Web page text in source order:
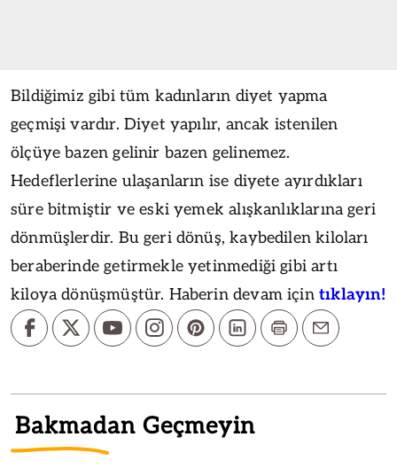
Bildiğimiz gibi tüm kadınların diyet yapma
geçmişi vardır. Diyet yapılır, ancak istenilen
ölçüye bazen gelinir bazen gelinemez.
Hedeflerlerine ulaşanların ise diyete ayırdıkları
süre bitmiştir ve eski yemek alışkanlıklarına geri
dönmüşlerdir. Bu geri dönüş, kaybedilen kiloları
beraberinde getirmekle yetinmediği gibi artı
kiloya dönüşmüştür. Haberin devam içintıklayın!
Bakmadan Geçmeyin